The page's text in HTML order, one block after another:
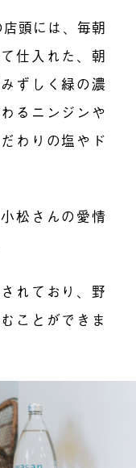
頭には、毎朝
仕入れた、朝
ずしく緑の濃
るニンジンや
わりの塩やド
松さんの愛情
れており、野
ことができま